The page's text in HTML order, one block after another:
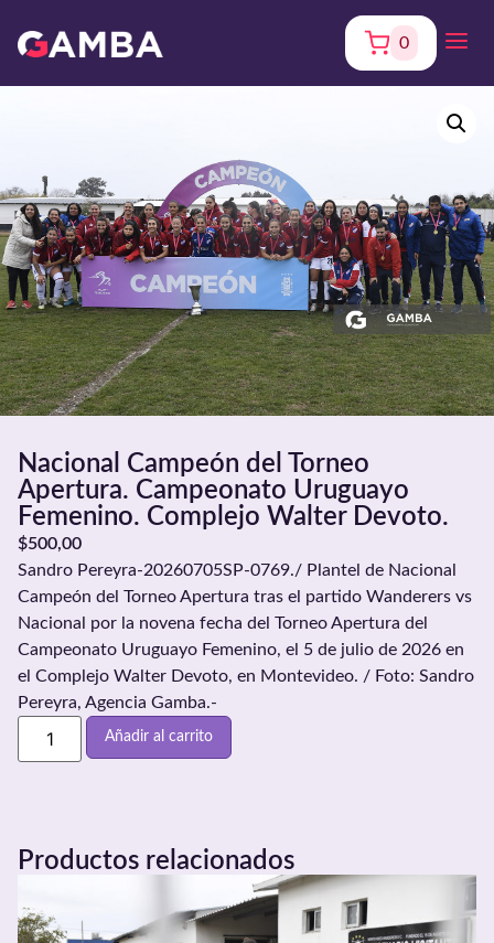
0
Nacional Campeón del Torneo
Apertura. Campeonato Uruguayo
Femenino. Complejo Walter Devoto.
$500,00
Sandro Pereyra-20260705SP-0769./ Plantel de Nacional
Campeón del Torneo Apertura tras el partido Wanderers vs
Nacional por la novena fecha del Torneo Apertura del
Campeonato Uruguayo Femenino, el 5 de julio de 2026 en
el Complejo Walter Devoto, en Montevideo. / Foto: Sandro
Pereyra, Agencia Gamba.-
Añadir al carrito
Productos relacionados